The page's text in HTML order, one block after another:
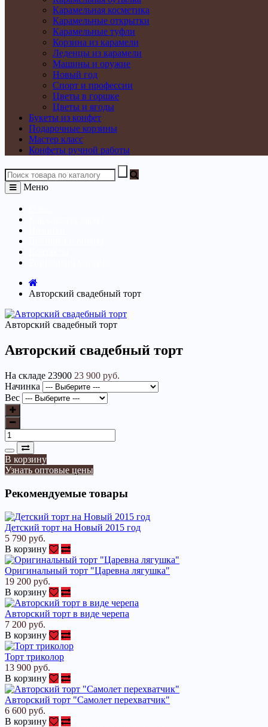
Карамельная косметика
Карамельные открытки
Карамельные туфли
Корзина из карамели
Леденцы из карамели
Машины и оружие
Новый год
Спорт и профессии
Цветы в горшке
Цветы и ягоды
Букеты из конфет
Подарочные корзины
Мастер класс
Конфеты ручной работы
Меню
Авторский свадебный торт
Авторский свадебный торт
Авторский свадебный торт
На складе 23900 23 900 руб.
Начинка
Вес
В корзину
Узнать оптовые цены
Рекомендуемые товары
Детский торт на Новый 2015 год
5 790 руб.
В корзину
Оригинальный торт "Царевна лягушка"
19 200 руб.
В корзину
Авторский торт в виде черепа
7 200 руб.
В корзину
Торт триколор
13 900 руб.
В корзину
Авторский торт "Самолет перехватчик"
6 600 руб.
В корзину